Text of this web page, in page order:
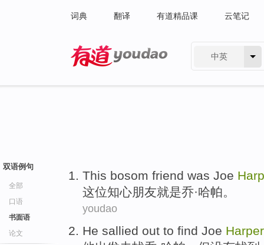
词典 翻译 有道精品课 云笔记
中英
双语例句
全部
口语
书面语
论文
This bosom friend was Joe
这位知心朋友就是乔·哈帕。
youdao
He sallied out to find Joe Harper